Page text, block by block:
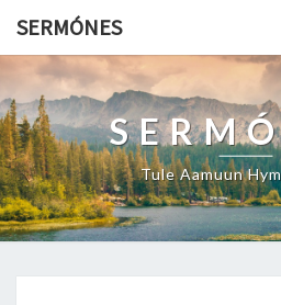
SERMÓNES
Tule Aamuun